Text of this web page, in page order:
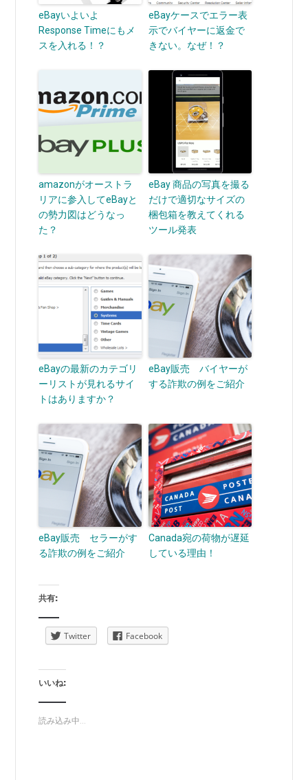
eBayいよいよ
Response Timeにもメ
スを入れる！？
eBayケースでエラー表
示でバイヤーに返金で
きない。なぜ！？
amazonがオーストラ
リアに参入してeBayと
の勢力図はどうなっ
た？
eBay 商品の写真を撮る
だけで適切なサイズの
梱包箱を教えてくれる
ツール発表
eBayの最新のカテゴリ
ーリストが見れるサイ
トはありますか？
eBay販売 バイヤーが
する詐欺の例をご紹介
eBay販売 セラーがす
る詐欺の例をご紹介
Canada宛の荷物が遅延
している理由！
共有:
Twitter Facebook
いいね:
読み込み中...